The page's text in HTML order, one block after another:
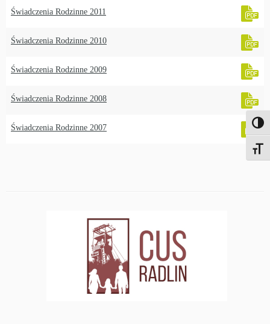
Świadczenia Rodzinne 2011
Świadczenia Rodzinne 2010
Świadczenia Rodzinne 2009
Świadczenia Rodzinne 2008
Świadczenia Rodzinne 2007